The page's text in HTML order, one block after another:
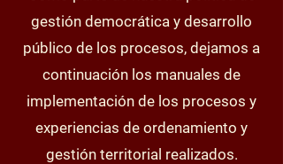
gestión democrática y desarrollo
público de los procesos, dejamos a
continuación los manuales de
implementación de los procesos y
experiencias de ordenamiento y
gestión territorial realizados.